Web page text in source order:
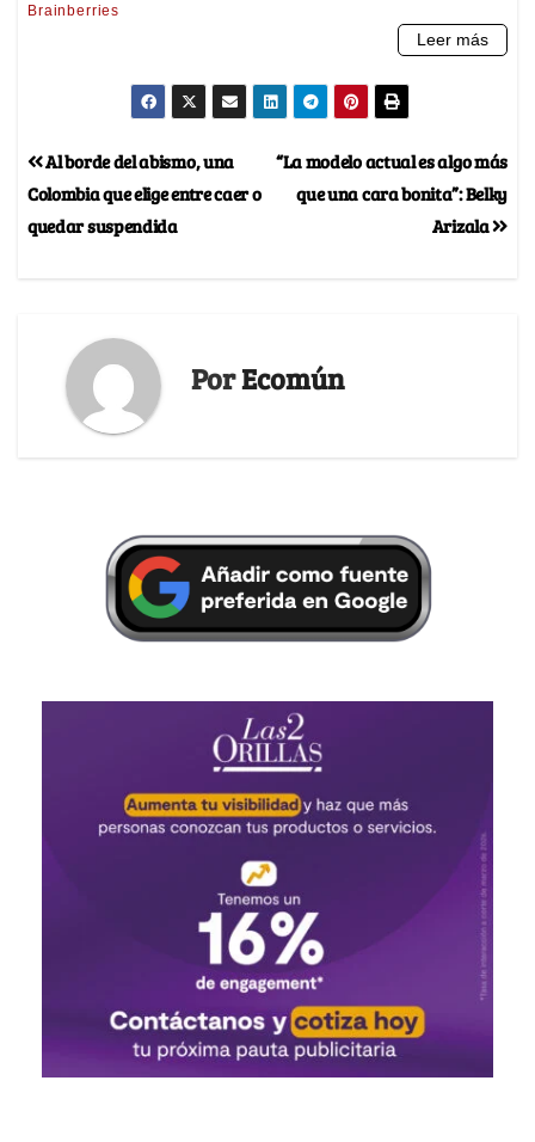
“La modelo actual es algo más
que una cara bonita”: Belky
Arizala
Al borde del abismo, una
Colombia que elige entre caer o
quedar suspendida
PorEcomún